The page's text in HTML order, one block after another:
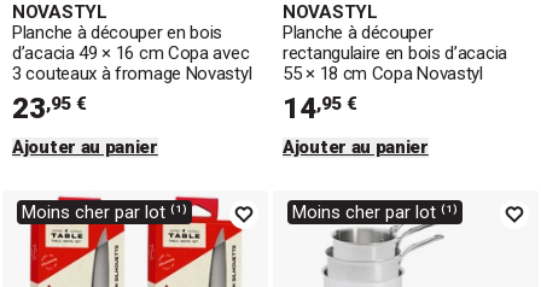
NOVASTYL
Planche à découper en bois
d’acacia 49 × 16 cm Copa avec
3 couteaux à fromage Novastyl
23,95 €
Ajouter au panier
NOVASTYL
Planche à découper
rectangulaire en bois d’acacia
55 × 18 cm Copa Novastyl
14,95 €
Ajouter au panier
Moins cher par lot ⁽¹⁾ Moins cher par lot ⁽¹⁾